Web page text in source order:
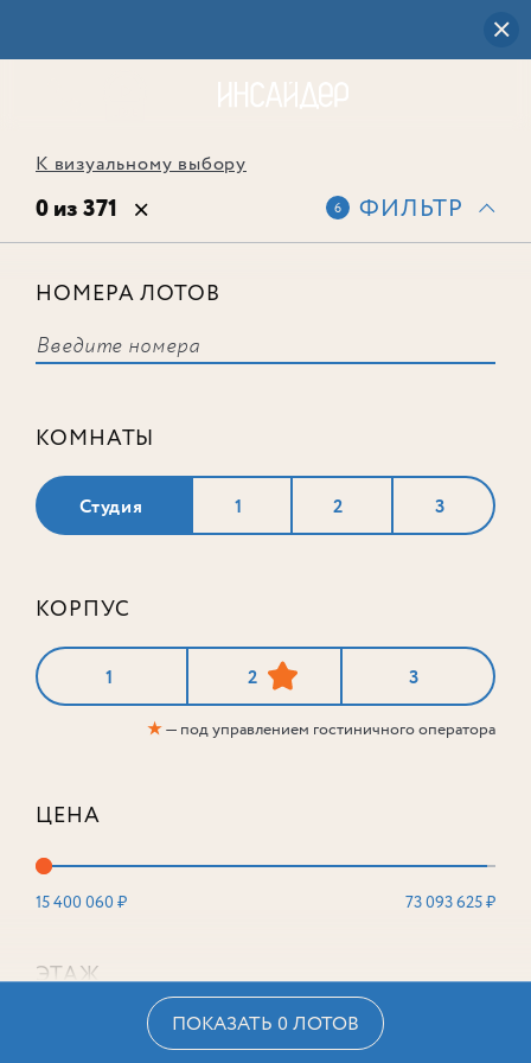
К визуальному выбору
0 из 371 6 ФИЛЬТР
НОМЕРА ЛОТОВ
КОМНАТЫ
Студия 1 2 3
КОРПУС
1 2 3
★— под управлением гостиничного оператора
ЦЕНА
15 400 060 ₽ 73 093 625 ₽
ЭТАЖ
ПОКАЗАТЬ 0 ЛОТОВ
соответствует ни одного лота